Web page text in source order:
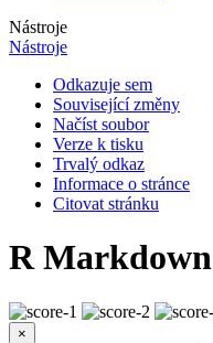
Nástroje
Nástroje
Odkazuje sem
Související změny
Načíst soubor
Verze k tisku
Trvalý odkaz
Informace o stránce
Citovat stránku
R Markdown
×